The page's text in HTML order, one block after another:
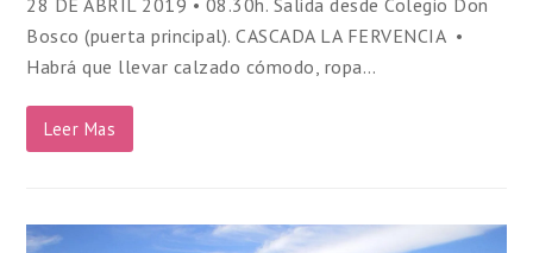
28 DE ABRIL 2019 • 08.30h. Salida desde Colegio Don
Bosco (puerta principal). CASCADA LA FERVENCIA •
Habrá que llevar calzado cómodo, ropa…
Leer Mas